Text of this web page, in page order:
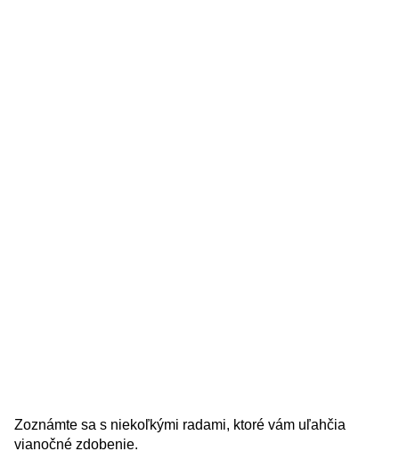
Zoznámte sa s niekoľkými radami, ktoré vám uľahčia
vianočné zdobenie.